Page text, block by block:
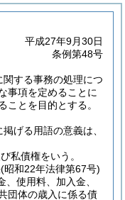
平成27年9月30日
条例第48号
する事務の処理につ
事項を定めることに
ことを目的とする。
掲げる用語の意義は、
私債権をいう。
(昭和22年法律第67号)
使用料、加入金、
団体の歳入に係る債